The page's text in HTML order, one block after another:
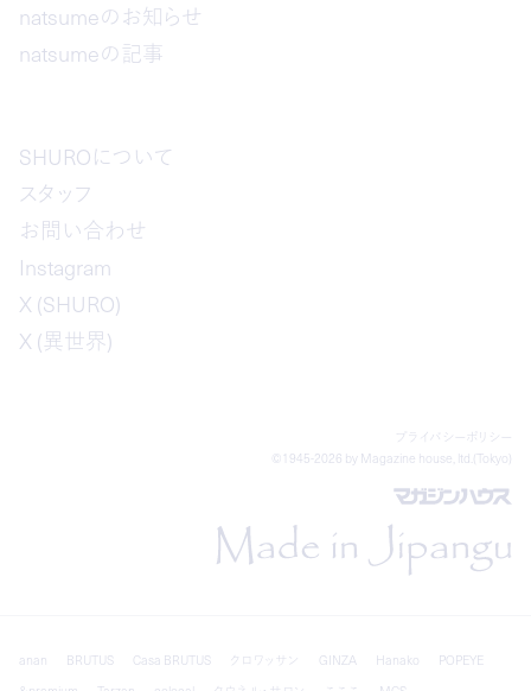
natsumeのお知らせ
natsumeの記事
SHUROについて
スタッフ
お問い合わせ
Instagram
X (SHURO)
X (異世界)
プライバシーポリシー
©1945-2026 by Magazine house, ltd.(Tokyo)
anan BRUTUS Casa BRUTUS クロワッサン GINZA Hanako
POPEYE